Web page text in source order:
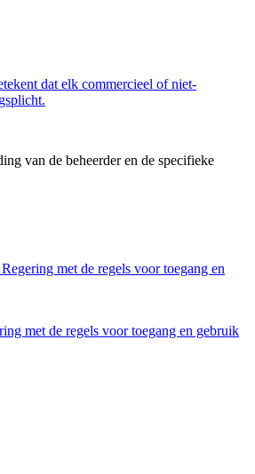
dat elk commercieel of niet-
van de beheerder en de specifieke
met de regels voor toegang en
met de regels voor toegang en gebruik